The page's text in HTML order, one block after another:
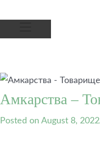
Амкарства –
Posted on August 8, 2022